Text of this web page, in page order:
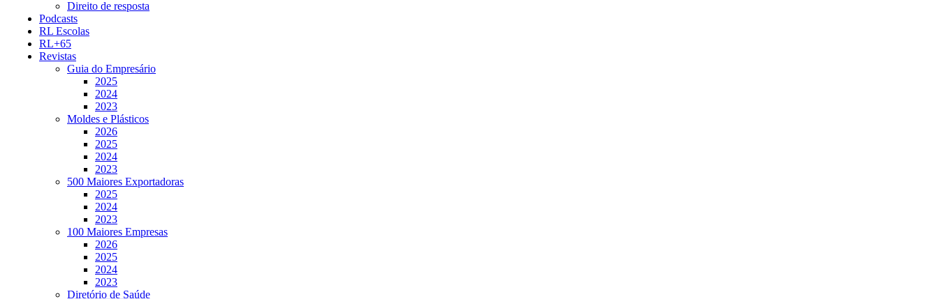
Direito de resposta
Podcasts
RL Escolas
RL+65
Revistas
Guia do Empresário
2025
2024
2023
Moldes e Plásticos
2026
2025
2024
2023
500 Maiores Exportadoras
2025
2024
2023
100 Maiores Empresas
2026
2025
2024
2023
Diretório de Saúde